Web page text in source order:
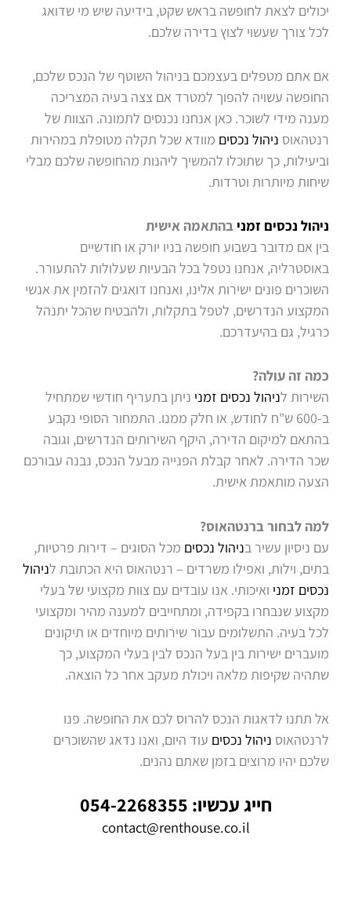
יכולים לצאת לחופשה בראש שקט, בידיעה שיש מי שדואג
לכל צורך שעשוי לצוץ בדירה שלכם.
אם אתם מטפלים בעצמכם בניהול השוטף של הנכס שלכם,
החופשה עשויה להפוך למטרד אם צצה בעיה המצריכה
מענה מידי לשוכר. כאן אנחנו נכנסים לתמונה. הצוות של
רנטהאוס ניהול נכסים מוודא שכל תקלה מטופלת במהירות
וביעילות, כך שתוכלו להמשיך ליהנות מהחופשה שלכם מבלי
שיחות מיותרות וטרדות.
ניהול נכסים זמני בהתאמה אישית
בין אם מדובר בשבוע חופשה בניו יורק או חודשיים
באוסטרליה, אנחנו נטפל בכל הבעיות שעלולות להתעורר.
השוכרים פונים ישירות אלינו, ואנחנו דואגים להזמין את אנשי
המקצוע הנדרשים, לטפל בתקלות, ולהבטיח שהכל יתנהל
כרגיל, גם בהיעדרכם.
כמה זה עולה?
השירות לניהול נכסים זמני ניתן בתעריף חודשי שמתחיל
ב-600 ש"ח לחודש, או חלק ממנו. התמחור הסופי נקבע
בהתאם למיקום הדירה, היקף השירותים הנדרשים, וגובה
שכר הדירה. לאחר קבלת הפנייה מבעל הנכס, נבנה עבורכם
הצעה מותאמת אישית.
למה לבחור ברנטהאוס?
עם ניסיון עשיר בניהול נכסים מכל הסוגים – דירות פרטיות,
בתים, וילות, ואפילו משרדים – רנטהאוס היא הכתובת לניהול
נכסים זמני ואיכותי. אנו עובדים עם צוות מקצועי של בעלי
מקצוע שנבחרו בקפידה, ומתחייבים למענה מהיר ומקצועי
לכל בעיה. התשלומים עבור שירותים מיוחדים או תיקונים
מועברים ישירות בין בעל הנכס לבין בעלי המקצוע, כך
שתהיה שקיפות מלאה ויכולת מעקב אחר כל הוצאה.
אל תתנו לדאגות הנכס להרוס לכם את החופשה. פנו
לרנטהאוס ניהול נכסים עוד היום, ואנו נדאג שהשוכרים
שלכם יהיו מרוצים בזמן שאתם נהנים.
חייג עכשיו: 054-2268355
contact@renthouse.co.il